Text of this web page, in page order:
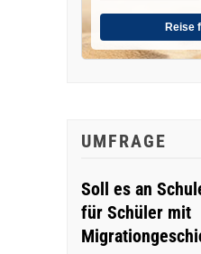
Reise
UMFRAGE
Soll es an
für Schüler mit